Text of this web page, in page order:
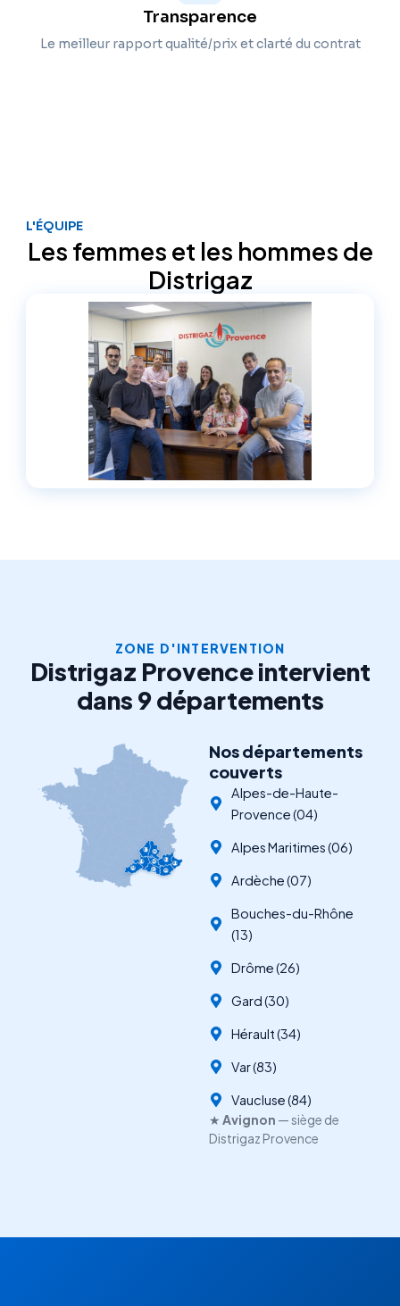
Transparence
Le meilleur rapport qualité/prix et clarté du contrat
L'ÉQUIPE
Les femmes et les hommes de
Distrigaz
ZONE D'INTERVENTION
Distrigaz Provence intervient
dans 9 départements
04
07
13
26
30
34
83
84
06
Nos départements
couverts
Alpes-de-Haute-
Provence (04)
Alpes Maritimes (06)
Ardèche (07)
Bouches-du-Rhône
(13)
Drôme (26)
Gard (30)
Hérault (34)
Var (83)
Vaucluse (84)
★ Avignon — siège de
Distrigaz Provence